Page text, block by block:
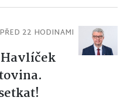
PŘED 22 HODINAMI